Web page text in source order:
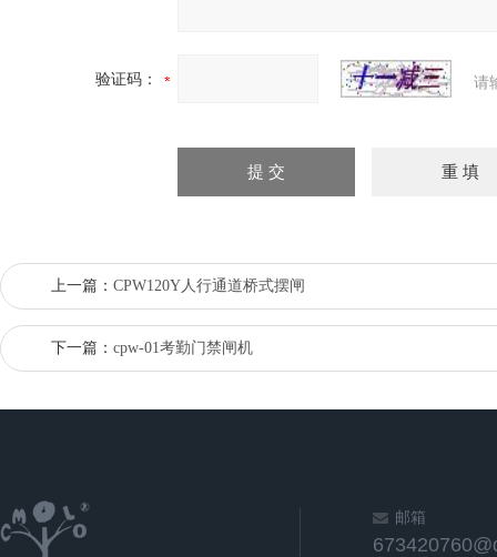
验证码： 请
上一篇： CPW120Y人行通道桥式摆闸
下一篇： cpw-01考勤门禁闸机
邮箱